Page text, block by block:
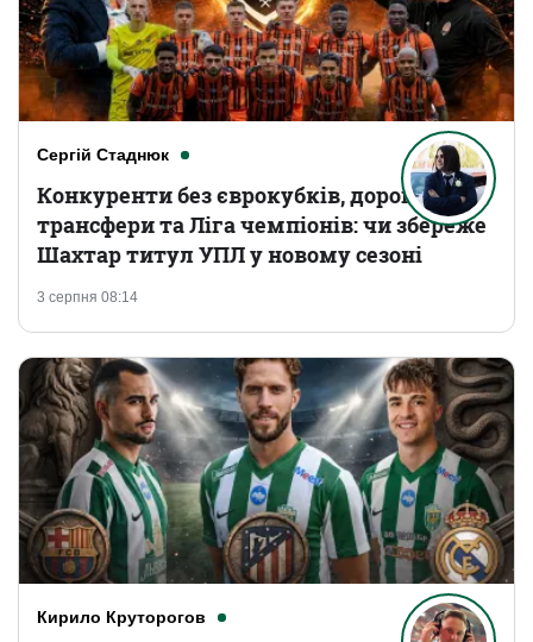
Сергій Стаднюк
3 серпня 08:14
Конкуренти без єврокубків, дорогі
трансфери та Ліга чемпіонів: чи збереже
Шахтар титул УПЛ у новому сезоні
Кирило Круторогов